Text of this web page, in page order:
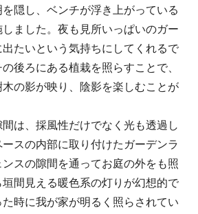
隠し、ベンチが浮き上がっている
ました。夜も見所いっぱいのガー
たいという気持ちにしてくれるで
後ろにある植栽を照らすことで、
の影が映り、陰影を楽しむことが
は、採風性だけでなく光も透過し
スの内部に取り付けたガーデンラ
スの隙間を通ってお庭の外をも照
間見える暖色系の灯りが幻想的で
時に我が家が明るく照らされてい